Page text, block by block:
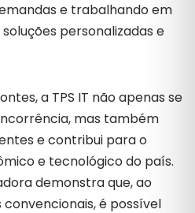
e trabalhando em
personalizadas e
a TPS IT não apenas se
mas também
e contribui para o
e tecnológico do país.
demonstra que, ao
é possível